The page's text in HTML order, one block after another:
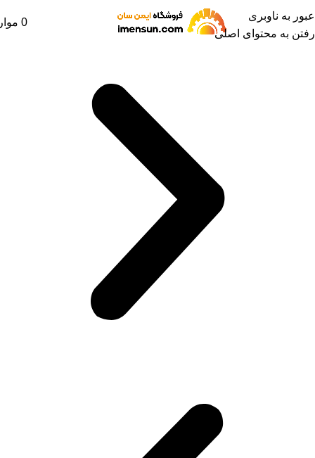
عبور به ناوبری
رفتن به محتوای اصلی
0